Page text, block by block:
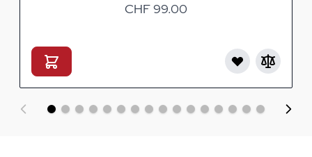
CHF 99.00